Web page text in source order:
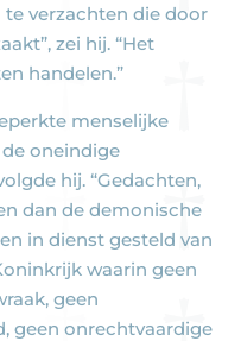
verzachten die door
zei hij. “Het
handelen.”
menselijke
oneindige
hij. “Gedachten,
dan de demonische
in dienst gesteld van
waarin geen
geen
geen onrechtvaardige